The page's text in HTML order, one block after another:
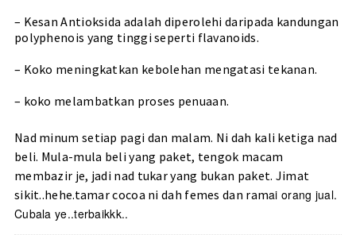
– Kesan Antioksida adalah diperolehi daripada kandungan
polyphenois yang tinggi seperti flavanoids.
– Koko meningkatkan kebolehan mengatasi tekanan.
– koko melambatkan proses penuaan.
Nad minum setiap pagi dan malam. Ni dah kali ketiga nad
beli. Mula-mula beli yang paket, tengok macam
membazir je, jadi nad tukar yang bukan paket. Jimat
sikit..hehe.tamar cocoa ni dah femes dan ramai orang jual.
Cubala ye..terbaikkk..